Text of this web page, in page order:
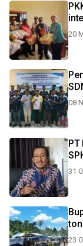
20
08
PT
31
23